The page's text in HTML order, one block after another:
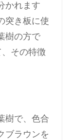
かれます
突き板に使
樹の方で
その特徴
樹で、色合
ブラウンを